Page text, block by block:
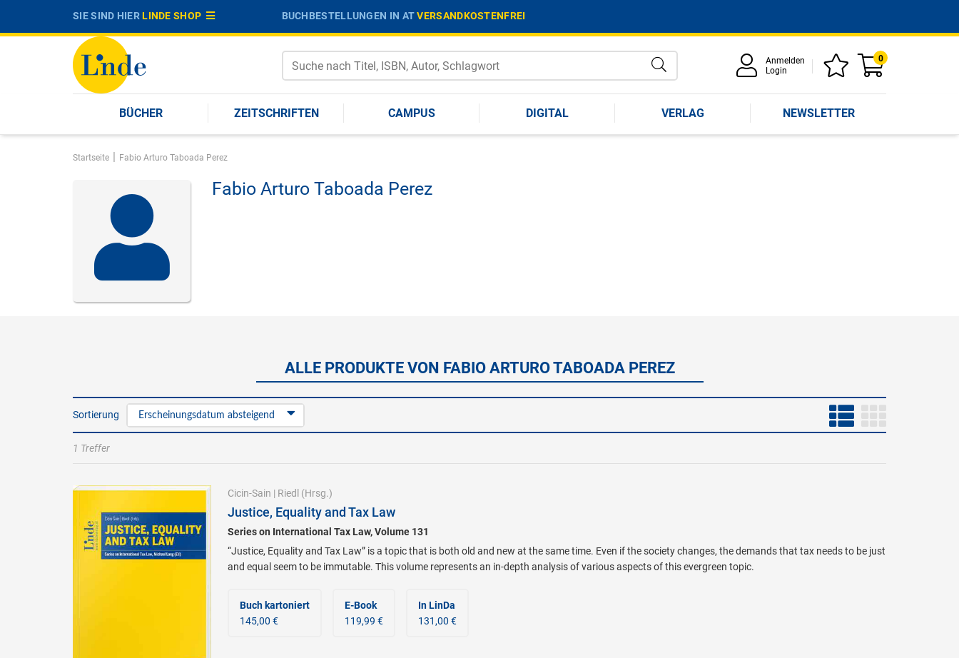
SIE SIND HIERLINDE SHOP BUCHBESTELLUNGEN IN ATVERSANDKOSTENFREI
Anmelden
Login
0
BÜCHER ZEITSCHRIFTEN CAMPUS DIGITAL VERLAG NEWSLETTER
Startseite | Fabio Arturo Taboada Perez
Fabio Arturo Taboada Perez
ALLE PRODUKTE VON FABIO ARTURO TABOADA PEREZ
Sortierung Erscheinungsdatum absteigend
1 Treffer
Cicin-Sain | Riedl (Hrsg.)
Justice, Equality and Tax Law
Series on International Tax Law, Volume 131
“Justice, Equality and Tax Law” is a topic that is both old and new at the same time. Even if the society changes, the demands that tax needs to be just
and equal seem to be immutable. This volume represents an in-depth analysis of various aspects of this evergreen topic.
Buch kartoniert
145,00 €
E-Book
119,99 €
In LinDa
131,00 €